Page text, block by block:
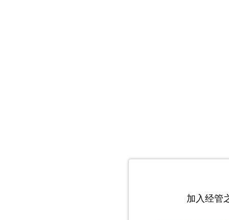
加入经管